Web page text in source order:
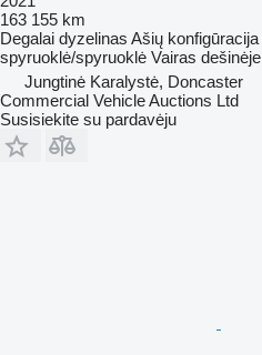
163 155 km
Degalai dyzelinas Ašių konfigūracija
spyruoklė/spyruoklė Vairas dešinėje
Jungtinė Karalystė, Doncaster
Commercial Vehicle Auctions Ltd
Susisiekite su pardavėju